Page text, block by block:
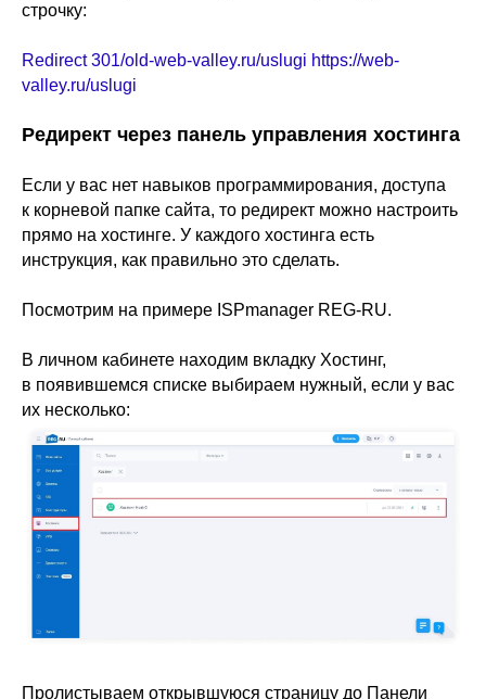
строчку:
Redirect 301/old-web-valley.ru/uslugi https://web-
valley.ru/uslugi
Редирект через панель управления хостинга
Если у вас нет навыков программирования, доступа
к корневой папке сайта, то редирект можно настроить
прямо на хостинге. У каждого хостинга есть
инструкция, как правильно это сделать.
Посмотрим на примере ISPmanager REG‑RU.
В личном кабинете находим вкладку Хостинг,
в появившемся списке выбираем нужный, если у вас
их несколько:
Пролистываем открывшуюся страницу до Панели